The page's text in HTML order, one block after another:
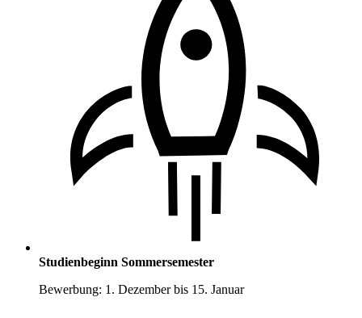
Studienbeginn Sommersemester
Bewerbung: 1. Dezember bis 15. Januar